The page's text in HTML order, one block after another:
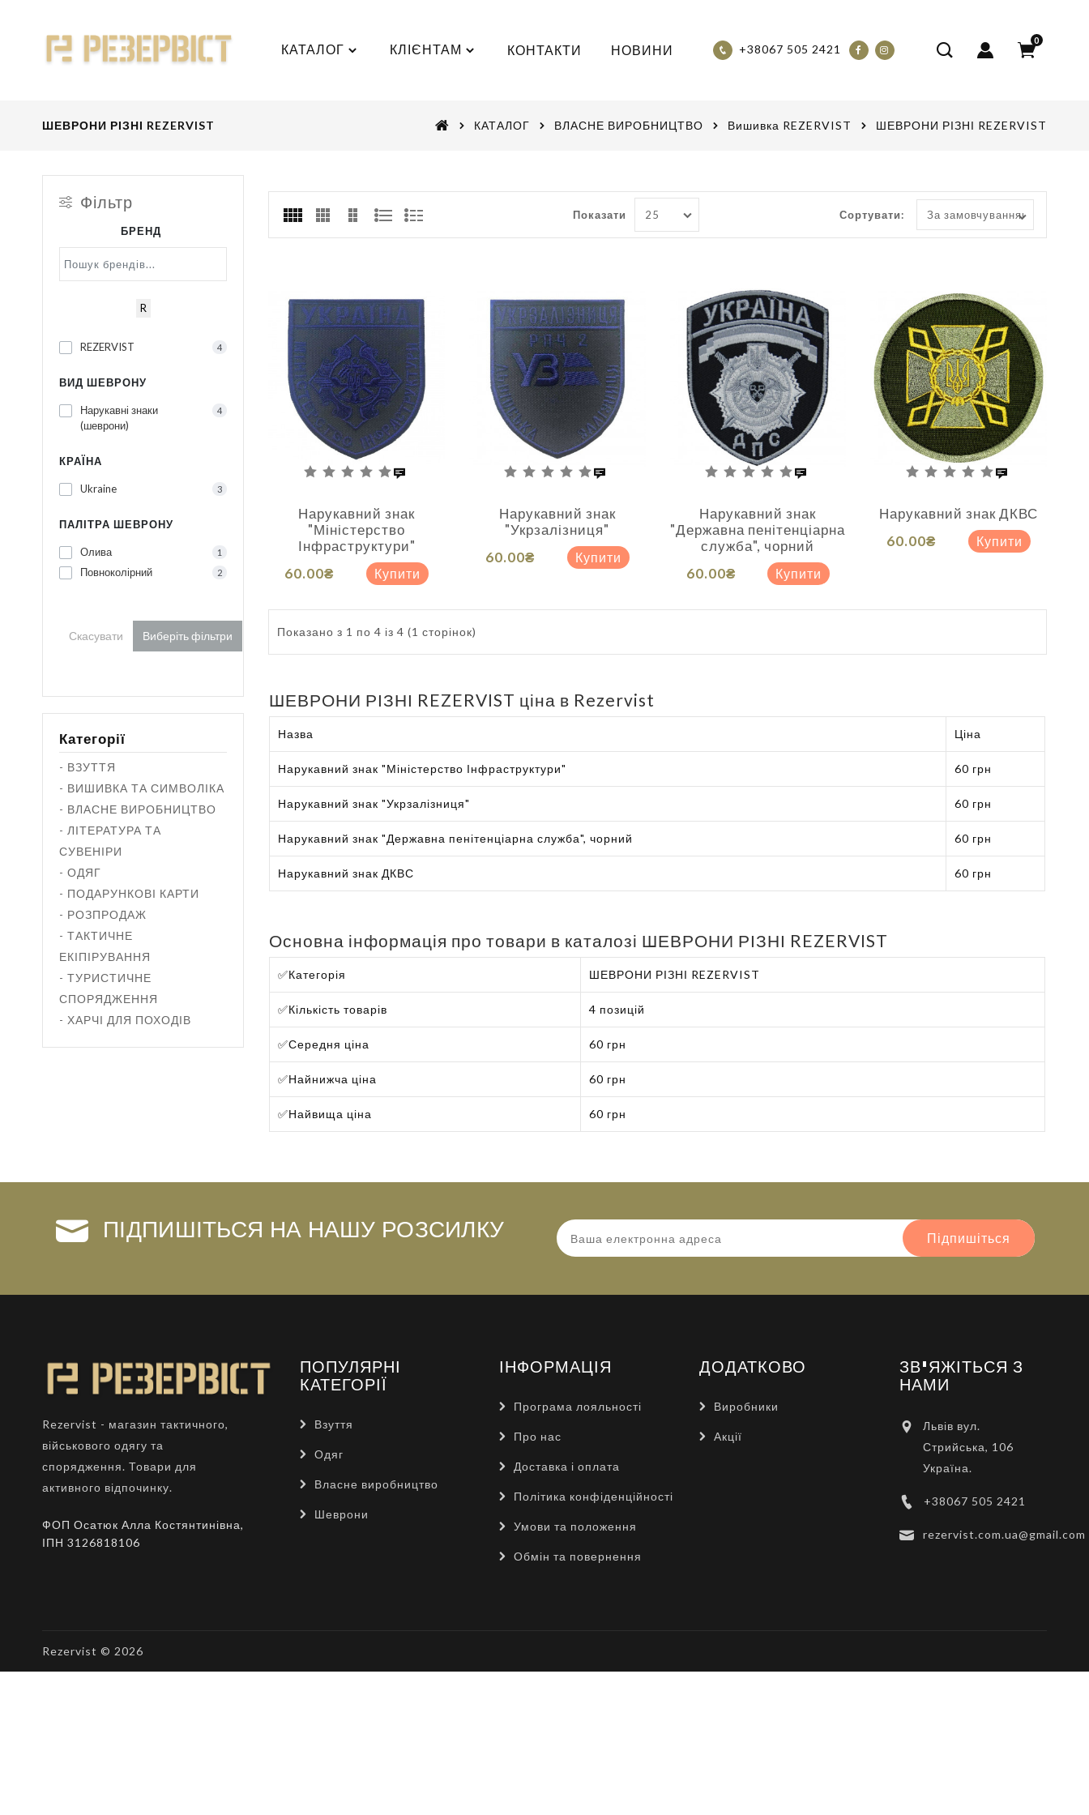
КАТАЛОГ КЛІЄНТАМ КОНТАКТИ НОВИНИ +38067 505 2421
0
ШЕВРОНИ РІЗНІ REZERVIST КАТАЛОГ ВЛАСНЕ ВИРОБНИЦТВО Вишивка REZERVIST ШЕВРОНИ РІЗНІ REZERVIST
Фільтр
БРЕНД
R
REZERVIST 4
ВИД ШЕВРОНУ
Нарукавні знаки
(шеврони)
4
КРАЇНА
Ukraine 3
ПАЛІТРА ШЕВРОНУ
Олива 1
Повноколірний 2
Скасувати Виберіть фільтри
Категорії
- ВЗУТТЯ
- ВИШИВКА ТА СИМВОЛІКА
- ВЛАСНЕ ВИРОБНИЦТВО
- ЛІТЕРАТУРА ТА
СУВЕНІРИ
- ОДЯГ
- ПОДАРУНКОВІ КАРТИ
- РОЗПРОДАЖ
- ТАКТИЧНЕ
ЕКІПІРУВАННЯ
- ТУРИСТИЧНЕ
СПОРЯДЖЕННЯ
- ХАРЧІ ДЛЯ ПОХОДІВ
Показати Сортувати:
Нарукавний знак
"Міністерство
Інфраструктури"
60.00₴
Купити
Нарукавний знак
"Укрзалізниця"
60.00₴
Купити
Нарукавний знак
"Державна пенітенціарна
служба", чорний
60.00₴
Купити
Нарукавний знак ДКВС
60.00₴
Купити
Показано з 1 по 4 із 4 (1 сторінок)
ШЕВРОНИ РІЗНІ REZERVIST ціна в Rezervist
Назва Ціна
Нарукавний знак "Міністерство Інфраструктури" 60 грн
Нарукавний знак "Укрзалізниця" 60 грн
Нарукавний знак "Державна пенітенціарна служба", чорний 60 грн
Нарукавний знак ДКВС 60 грн
Основна інформація про товари в каталозі ШЕВРОНИ РІЗНІ REZERVIST
✅Категорія ШЕВРОНИ РІЗНІ REZERVIST
✅Кількість товарів 4 позицій
✅Середня ціна 60 грн
✅Найнижча ціна 60 грн
✅Найвища ціна 60 грн
ПІДПИШІТЬСЯ НА НАШУ РОЗСИЛКУ Підпишіться
Rezervist - магазин тактичного,
військового одягу та
спорядження. Товари для
активного відпочинку.
ФОП Осатюк Алла Костянтинівна,
ІПН 3126818106
ПОПУЛЯРНІ
КАТЕГОРІЇ
Взуття
Одяг
Власне виробництво
Шеврони
ІНФОРМАЦІЯ
Програма лояльності
Про нас
Доставка і оплата
Політика конфіденційності
Умови та положення
Обмін та повернення
ДОДАТКОВО
Виробники
Акції
ЗВ'ЯЖІТЬСЯ З
НАМИ
Львів вул.
Стрийська, 106
Україна.
+38067 505 2421
rezervist.com.ua@gmail.com
Rezervist © 2026